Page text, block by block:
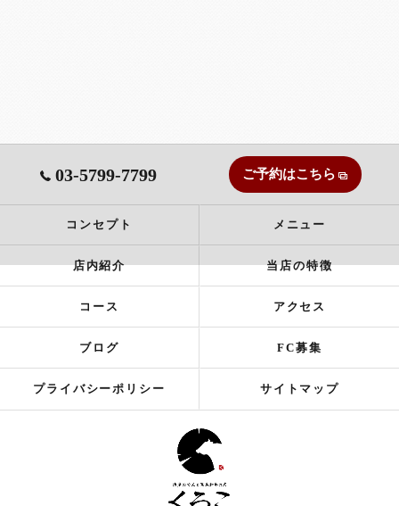
03-5799-7799 ご予約はこちら
コンセプト メニュー
店内紹介 当店の特徴
コース アクセス
ブログ FC募集
プライバシーポリシー サイトマップ